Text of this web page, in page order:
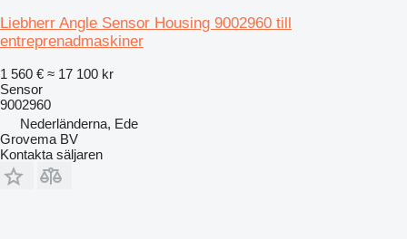
Liebherr Angle Sensor Housing 9002960 till
entreprenadmaskiner
1 560 € ≈ 17 100 kr
Sensor
9002960
Nederländerna, Ede
Grovema BV
Kontakta säljaren